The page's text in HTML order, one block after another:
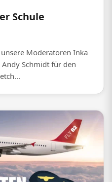
Schule
Moderatoren Inka
Schmidt für den